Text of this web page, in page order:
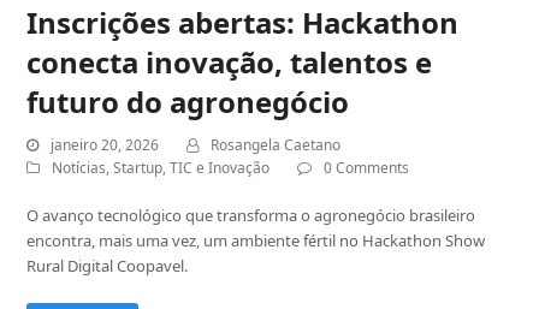
Inscrições abertas: Hackathon
conecta inovação, talentos e
futuro do agronegócio
janeiro 20, 2026
Rosangela Caetano
Notícias,Startup,TIC e Inovação 0 Comments
O avanço tecnológico que transforma o agronegócio brasileiro
encontra, mais uma vez, um ambiente fértil no Hackathon Show
Rural Digital Coopavel.